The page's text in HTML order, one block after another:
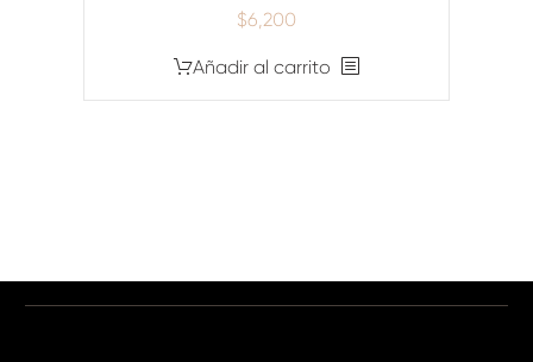
$6,200
Añadir al carrito